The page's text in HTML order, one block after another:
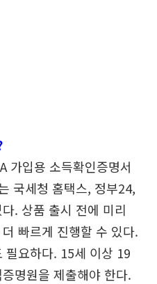
가입용 소득확인증명서
국세청 홈택스, 정부24,
. 상품 출시 전에 미리
빠르게 진행할 수 있다.
필요하다. 15세 이상 19
명원을 제출해야 한다.